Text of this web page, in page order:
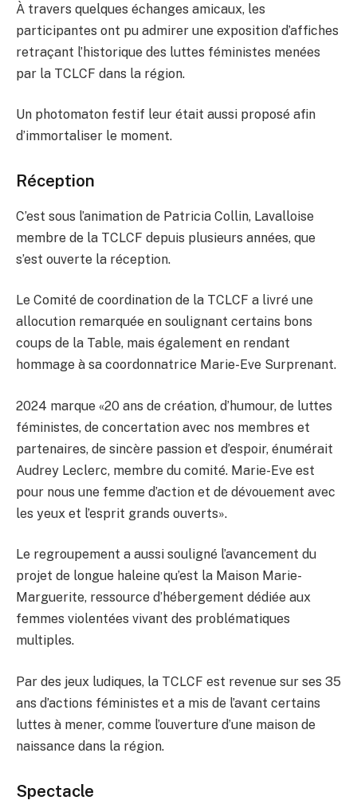
À travers quelques échanges amicaux, les
participantes ont pu admirer une exposition d’affiches
retraçant l’historique des luttes féministes menées
par la TCLCF dans la région.
Un photomaton festif leur était aussi proposé afin
d’immortaliser le moment.
Réception
C’est sous l’animation de Patricia Collin, Lavalloise
membre de la TCLCF depuis plusieurs années, que
s’est ouverte la réception.
Le Comité de coordination de la TCLCF a livré une
allocution remarquée en soulignant certains bons
coups de la Table, mais également en rendant
hommage à sa coordonnatrice Marie-Eve Surprenant.
2024 marque «20 ans de création, d’humour, de luttes
féministes, de concertation avec nos membres et
partenaires, de sincère passion et d’espoir, énumérait
Audrey Leclerc, membre du comité. Marie-Eve est
pour nous une femme d’action et de dévouement avec
les yeux et l’esprit grands ouverts».
Le regroupement a aussi souligné l’avancement du
projet de longue haleine qu’est la Maison Marie-
Marguerite, ressource d’hébergement dédiée aux
femmes violentées vivant des problématiques
multiples.
Par des jeux ludiques, la TCLCF est revenue sur ses 35
ans d’actions féministes et a mis de l’avant certains
luttes à mener, comme l’ouverture d’une maison de
naissance dans la région.
Spectacle